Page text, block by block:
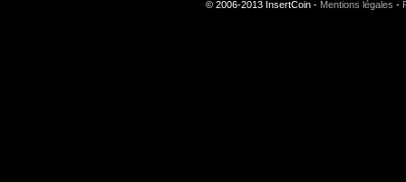
© 2006-2013 InsertCoin - Mentions légales -